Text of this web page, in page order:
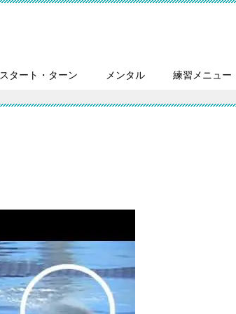
スタート・ターン メンタル 練習メニュー